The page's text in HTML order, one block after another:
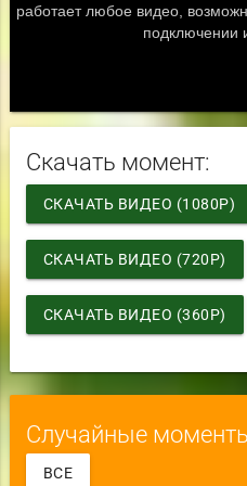
Скачать момент:
СКАЧАТЬ ВИДЕО (1080P)
СКАЧАТЬ ВИДЕО (720P)
СКАЧАТЬ ВИДЕО (360P)
Случайные
ВСЕ